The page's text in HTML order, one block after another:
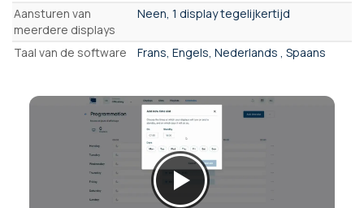
Aansturen van
meerdere displays
Neen, 1 display tegelijkertijd
Taal van de software Frans, Engels, Nederlands , Spaans